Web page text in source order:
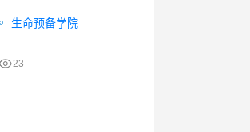
生命预备学院
23